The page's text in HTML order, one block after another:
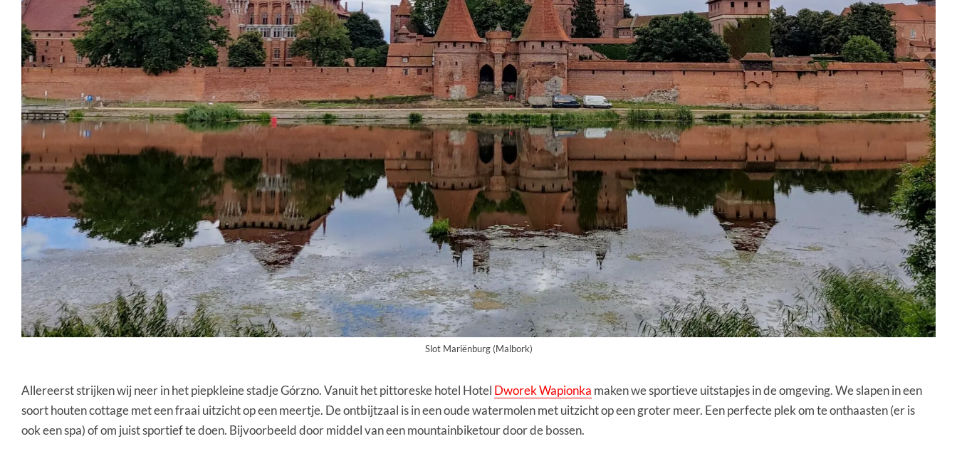
Slot Mariënburg (Malbork)
Allereerst strijken wij neer in het piepkleine stadje Górzno. Vanuit het pittoreske hotel Hotel Dworek Wapionka maken we sportieve uitstapjes in de omgeving. We slapen in een
soort houten cottage met een fraai uitzicht op een meertje. De ontbijtzaal is in een oude watermolen met uitzicht op een groter meer. Een perfecte plek om te onthaasten (er is
ook een spa) of om juist sportief te doen. Bijvoorbeeld door middel van een mountainbiketour door de bossen.